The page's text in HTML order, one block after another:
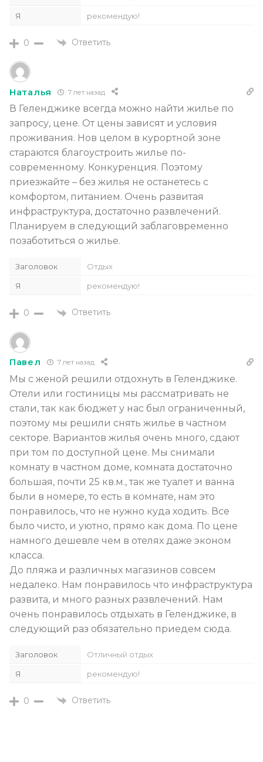
Я рекомендую!
0 Ответить
Наталья 7 лет назад
В Геленджике всегда можно найти жилье по
запросу, цене. От цены зависят и условия
проживания. Нов целом в курортной зоне
стараются благоустроить жилье по-
современному. Конкуренция. Поэтому
приезжайте – без жилья не останетесь с
комфортом, питанием. Очень развитая
инфраструктура, достаточно развлечений.
Планируем в следующий заблаговременно
позаботиться о жилье.
Заголовок Отдых
Я рекомендую!
0 Ответить
Павел 7 лет назад
Мы с женой решили отдохнуть в Геленджике.
Отели или гостиницы мы рассматривать не
стали, так как бюджет у нас был ограниченный,
поэтому мы решили снять жилье в частном
секторе. Вариантов жилья очень много, сдают
при том по доступной цене. Мы снимали
комнату в частном доме, комната достаточно
большая, почти 25 кв.м., так же туалет и ванна
были в номере, то есть в комнате, нам это
понравилось, что не нужно куда ходить. Все
было чисто, и уютно, прямо как дома. По цене
намного дешевле чем в отелях даже эконом
класса.
До пляжа и различных магазинов совсем
недалеко. Нам понравилось что инфраструктура
развита, и много разных развлечений. Нам
очень понравилось отдыхать в Геленджике, в
следующий раз обязательно приедем сюда.
Заголовок Отличный отдых
Я рекомендую!
0 Ответить